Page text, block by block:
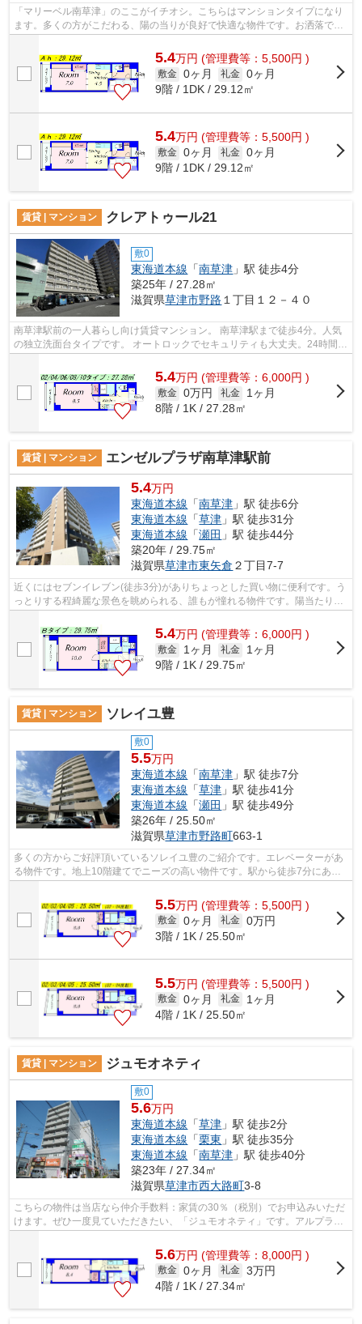
「マリーベル南草津」のここがイチオシ。こちらはマンションタイプになり
ます。多くの方がこだわる、陽の当りが良好で快適な物件です。お洒落で素
敵な外観タイル張りの物件です。メー...
5.4万円 (管理費等：5,500円 )
敷金 0ヶ月 礼金 0ヶ月
9階 / 1DK / 29.12㎡
5.4万円 (管理費等：5,500円 )
敷金 0ヶ月 礼金 0ヶ月
9階 / 1DK / 29.12㎡
賃貸 | マンション クレアトゥール21
敷0
東海道本線 「南草津 」駅 徒歩4分
築25年 / 27.28㎡
滋賀県草津市野路 １丁目１２－４０
南草津駅前の一人暮らし向け賃貸マンション。 南草津駅まで徒歩4分。人気
の独立洗面台タイプです。 オートロックでセキュリティも大丈夫。24時間ス
ーパーの西友が向いなので買い物も便...
5.4万円 (管理費等：6,000円 )
敷金 0万円 礼金
1ヶ月
8階 / 1K / 27.28㎡
賃貸 | マンション エンゼルプラザ南草津駅前
5.4万円
東海道本線 「南草津 」駅 徒歩6分
東海道本線 「草津 」駅 徒歩31分
東海道本線 「瀬田 」駅 徒歩44分
築20年 / 29.75㎡
滋賀県草津市東矢倉 ２丁目7-7
近くにはセブンイレブン(徒歩3分)がありちょっとした買い物に便利です。う
っとりする程綺麗な景色を眺められる、誰もが憧れる物件です。陽当たりが
良いので、洗濯物が臭わずに乾きます...
5.4万円 (管理費等：6,000円 )
敷金 1ヶ月 礼金
1ヶ月
9階 / 1K / 29.75㎡
賃貸 | マンション ソレイユ豊
敷0
5.5万円
東海道本線 「南草津 」駅 徒歩7分
東海道本線 「草津 」駅 徒歩41分
東海道本線 「瀬田 」駅 徒歩49分
築26年 / 25.50㎡
滋賀県草津市野路町663-1
多くの方からご好評頂いているソレイユ豊のご紹介です。エレベーターがあ
る物件です。地上10階建てでニーズの高い物件です。駅から徒歩7分にある
5.5万円 (管理費等：5,500円 )
敷金 0ヶ月 礼金 0万円
3階 / 1K / 25.50㎡
5.5万円 (管理費等：5,500円 )
敷金 0ヶ月 礼金
1ヶ月
4階 / 1K / 25.50㎡
賃貸 | マンション ジュモオネティ
敷0
5.6万円
東海道本線 「草津 」駅 徒歩2分
東海道本線 「栗東 」駅 徒歩35分
東海道本線 「南草津 」駅 徒歩40分
築23年 / 27.34㎡
滋賀県草津市西大路町3-8
こちらの物件は当店なら仲介手数料：家賃の30％（税別）でお申込みいただ
けます。ぜひ一度見ていただきたい、「ジュモオネティ」です。アルプラザ
5.6万円 (管理費等：8,000円 )
敷金 0ヶ月 礼金 3万円
4階 / 1K / 27.34㎡